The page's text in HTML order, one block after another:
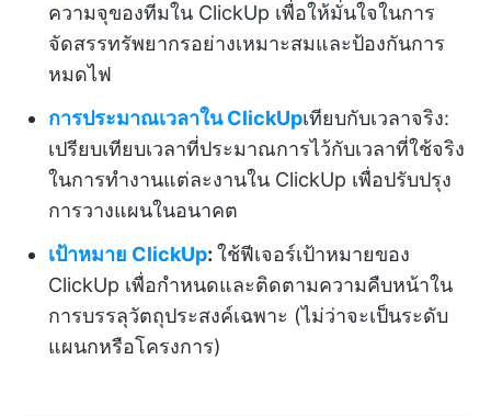
ความจุของทีมใน ClickUp เพื่อให้มั่นใจในการ
จัดสรรทรัพยากรอย่างเหมาะสมและป้องกันการ
หมดไฟ
การประมาณเวลาใน ClickUpเทียบกับเวลาจริง:
เปรียบเทียบเวลาที่ประมาณการไว้กับเวลาที่ใช้จริง
ในการทำงานแต่ละงานใน ClickUp เพื่อปรับปรุง
การวางแผนในอนาคต
เป้าหมาย ClickUp: ใช้ฟีเจอร์เป้าหมายของ
ClickUp เพื่อกำหนดและติดตามความคืบหน้าใน
การบรรลุวัตถุประสงค์เฉพาะ (ไม่ว่าจะเป็นระดับ
แผนกหรือโครงการ)